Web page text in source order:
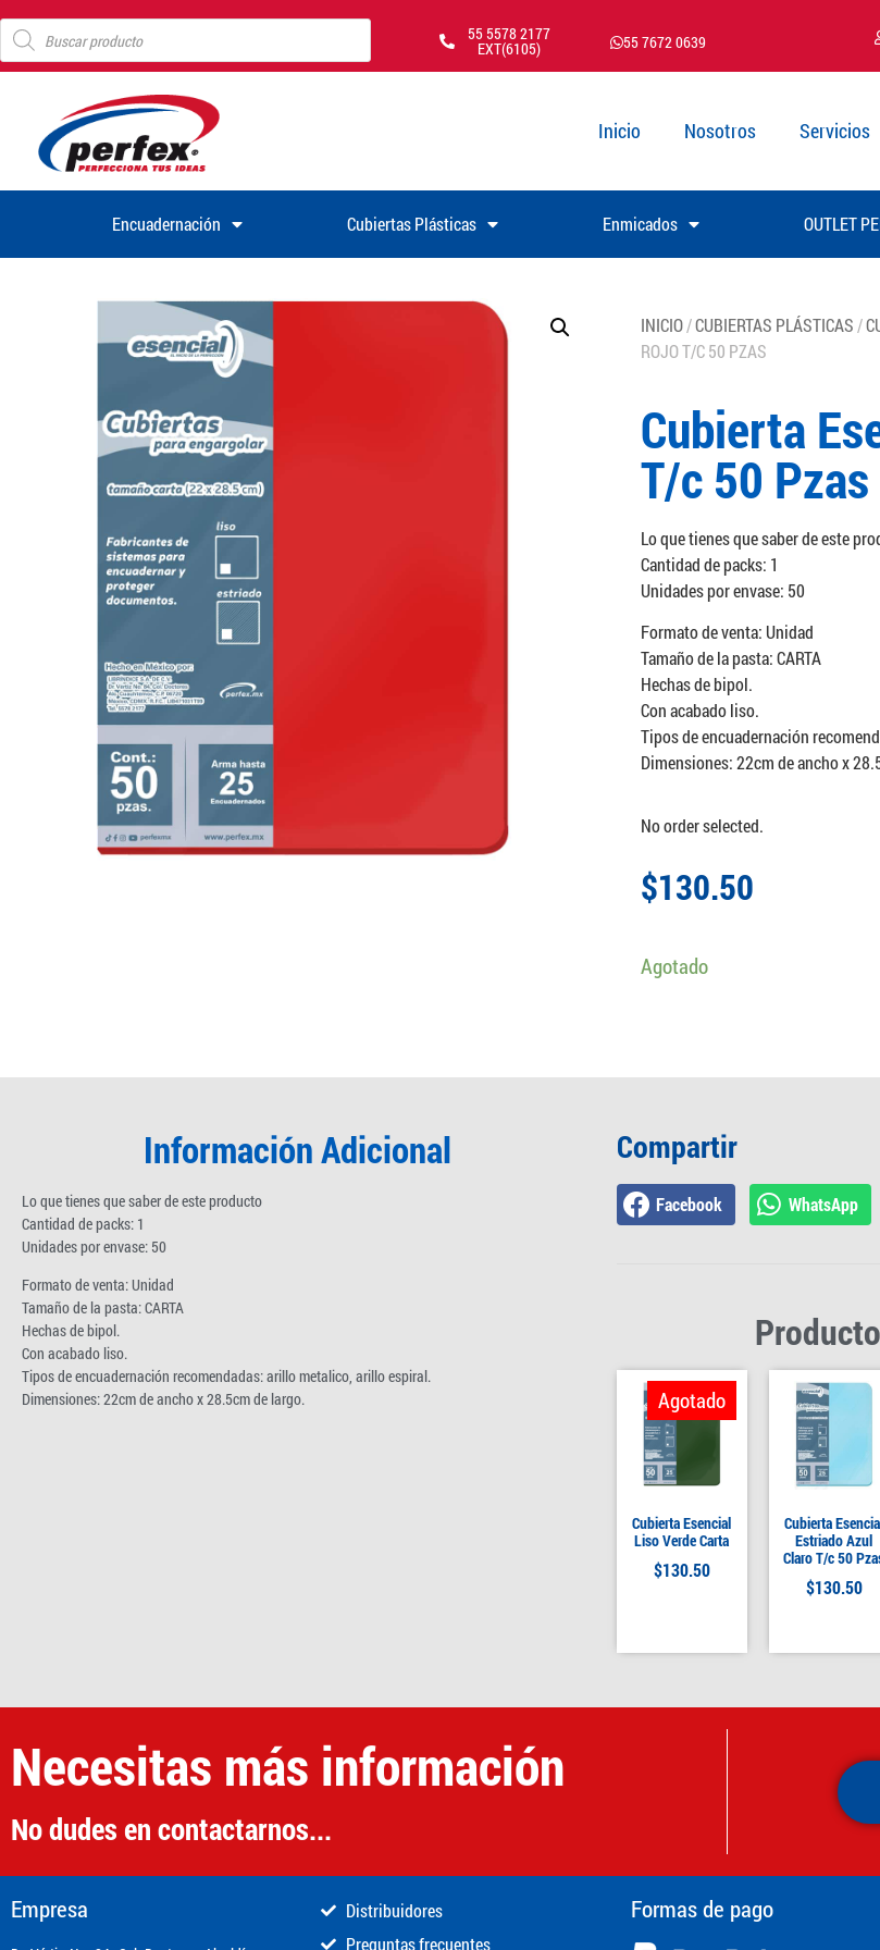
55 5578 2177
EXT(6105) 55 7672 0639
Inicio Nosotros Servicios
Encuadernación Cubiertas Plásticas Enmicados OUTLET
INICIO/CUBIERTAS PLÁSTICAS /
ROJO T/C 50 PZAS
Cubierta
T/c 50 Pzas
Lo que tienes que saber de este
Cantidad de packs: 1
Unidades por envase: 50
Formato de venta: Unidad
Tamaño de la pasta: CARTA
Hechas de bipol.
Con acabado liso.
Tipos de encuadernación
Dimensiones: 22cm de ancho x
No order selected.
$130.50
Agotado
Información Adicional
Lo que tienes que saber de este producto
Cantidad de packs: 1
Unidades por envase: 50
Formato de venta: Unidad
Tamaño de la pasta: CARTA
Hechas de bipol.
Con acabado liso.
Tipos de encuadernación recomendadas: arillo metalico, arillo espiral.
Dimensiones: 22cm de ancho x 28.5cm de largo.
Compartir
Facebook WhatsApp
Cubierta Esencial
Liso Verde Carta
$130.50
Agotado
Cubierta
Estriado Azul
Claro T/c 50
$130.50
Necesitas más información
No dudes en contactarnos...
Empresa
Distribuidores
Preguntas frecuentes
Formas de pago